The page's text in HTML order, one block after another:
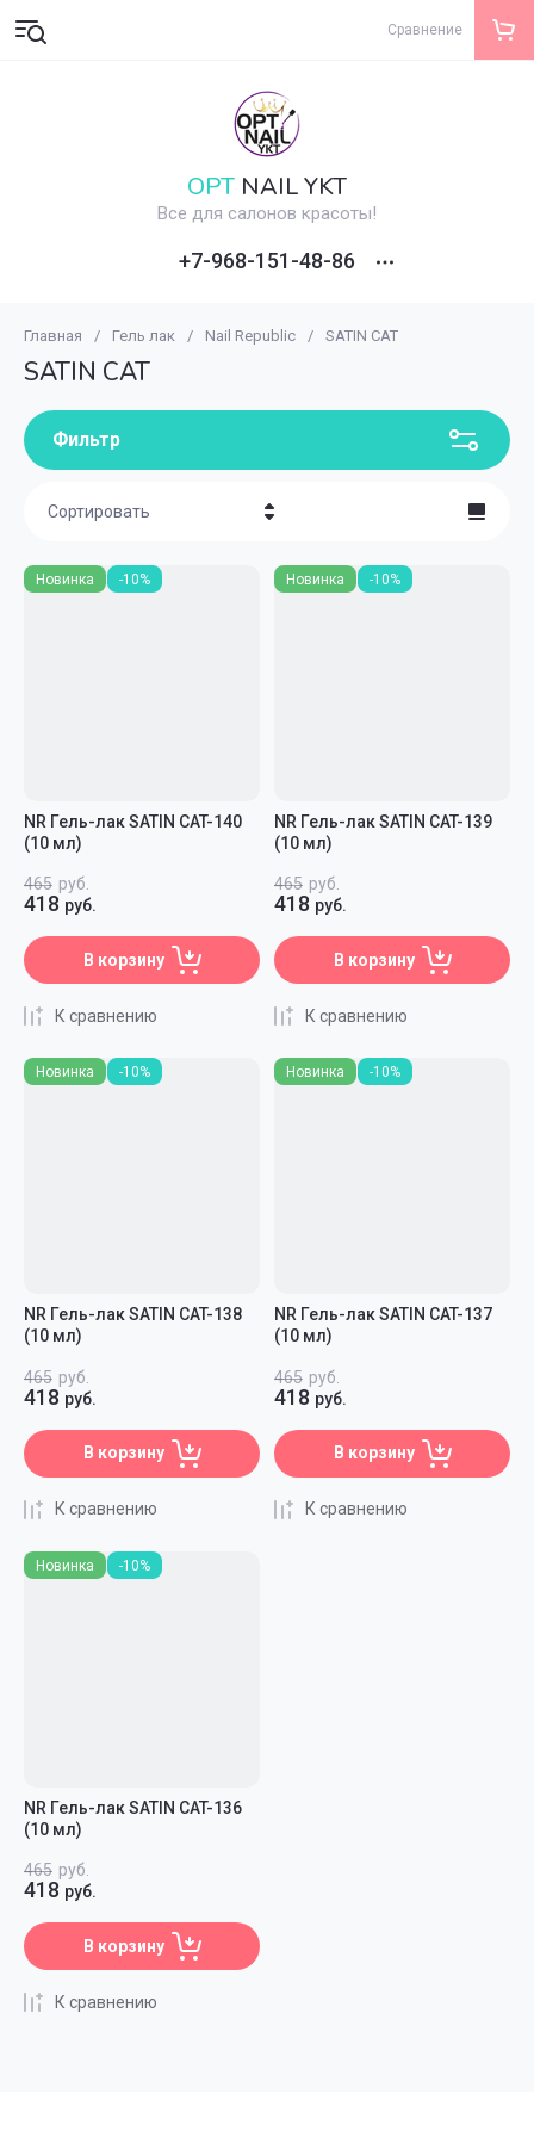
OPT NAIL YKT
Все для салонов красоты!
+7-968-151-48-86
Сравнение
Главная / Гель лак / Nail Republic / SATIN CAT
SATIN CAT
Фильтр
Сортировать
Новинка -10%
NR Гель-лак SATIN CAT-140
(10 мл)
465 руб.
418 руб.
В корзину
К сравнению
Новинка -10%
NR Гель-лак SATIN CAT-139
(10 мл)
465 руб.
418 руб.
В корзину
К сравнению
Новинка -10%
NR Гель-лак SATIN CAT-138
(10 мл)
465 руб.
418 руб.
В корзину
К сравнению
Новинка -10%
NR Гель-лак SATIN CAT-137
(10 мл)
465 руб.
418 руб.
В корзину
К сравнению
Новинка -10%
NR Гель-лак SATIN CAT-136
(10 мл)
465 руб.
418 руб.
В корзину
К сравнению